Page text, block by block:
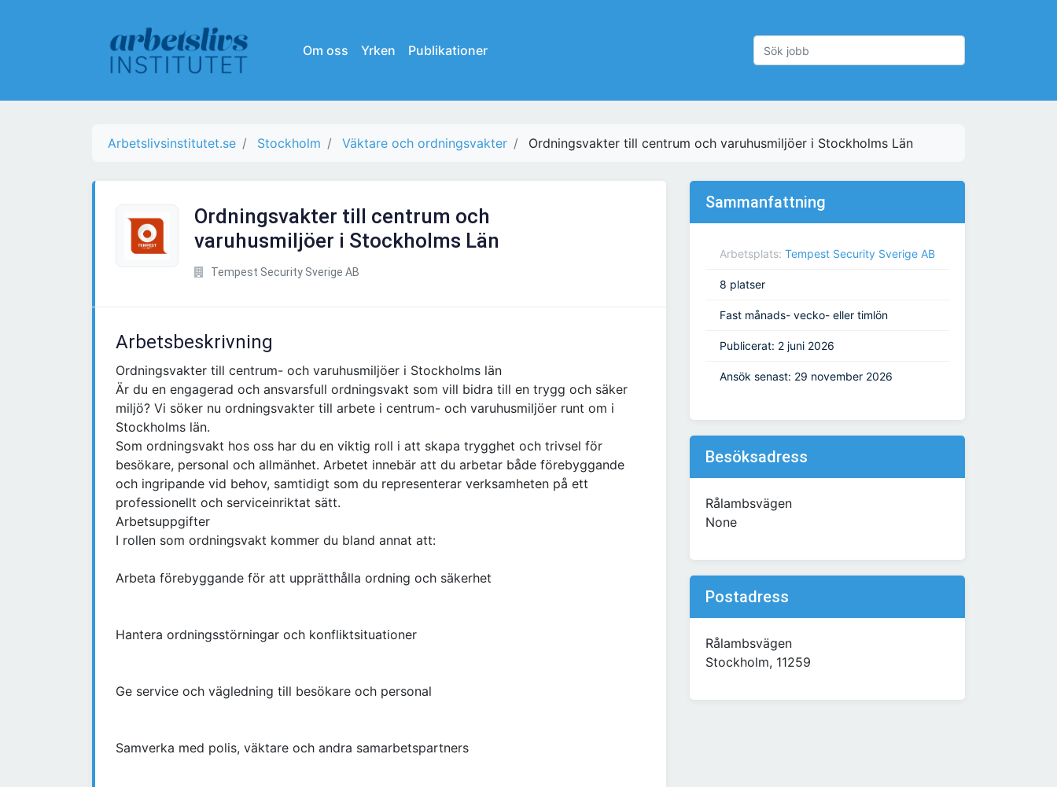
Om oss Yrken Publikationer
Arbetslivsinstitutet.se Stockholm Väktare och ordningsvakter Ordningsvakter till centrum och varuhusmiljöer i Stockholms Län
Ordningsvakter till centrum och
varuhusmiljöer i Stockholms Län
Tempest Security Sverige AB
Arbetsbeskrivning
Ordningsvakter till centrum- och varuhusmiljöer i Stockholms län
Är du en engagerad och ansvarsfull ordningsvakt som vill bidra till en trygg och säker
miljö? Vi söker nu ordningsvakter till arbete i centrum- och varuhusmiljöer runt om i
Stockholms län.
Som ordningsvakt hos oss har du en viktig roll i att skapa trygghet och trivsel för
besökare, personal och allmänhet. Arbetet innebär att du arbetar både förebyggande
och ingripande vid behov, samtidigt som du representerar verksamheten på ett
professionellt och serviceinriktat sätt.
Arbetsuppgifter
I rollen som ordningsvakt kommer du bland annat att:
Arbeta förebyggande för att upprätthålla ordning och säkerhet
Hantera ordningsstörningar och konfliktsituationer
Ge service och vägledning till besökare och personal
Samverka med polis, väktare och andra samarbetspartners
Sammanfattning
Arbetsplats: Tempest Security Sverige AB
8 platser
Fast månads- vecko- eller timlön
Publicerat: 2 juni 2026
Ansök senast: 29 november 2026
Besöksadress
Rålambsvägen
None
Postadress
Rålambsvägen
Stockholm, 11259